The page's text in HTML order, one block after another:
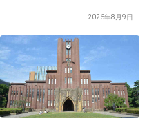
かったよね。
たし。
2026年8月9日